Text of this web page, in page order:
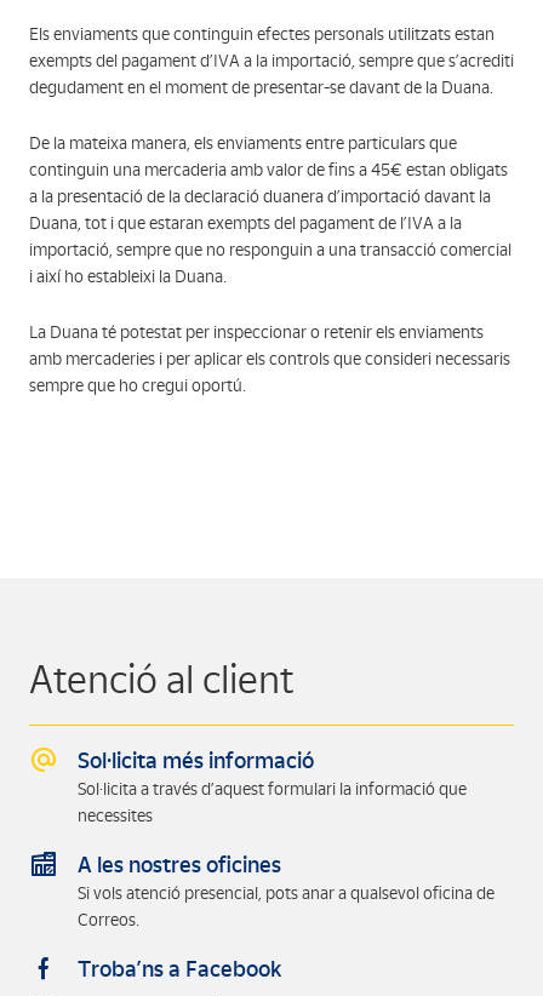
Els enviaments que continguin efectes personals utilitzats estan
exempts del pagament d’IVA a la importació, sempre que s’acrediti
degudament en el moment de presentar-se davant de la Duana.
De la mateixa manera, els enviaments entre particulars que
continguin una mercaderia amb valor de fins a 45€ estan obligats
a la presentació de la declaració duanera d’importació davant la
Duana, tot i que estaran exempts del pagament de l’IVA a la
importació, sempre que no responguin a una transacció comercial
i així ho estableixi la Duana.
La Duana té potestat per inspeccionar o retenir els enviaments
amb mercaderies i per aplicar els controls que consideri necessaris
sempre que ho cregui oportú.
Atenció al client
Sol·licita més informació
Sol·licita a través d’aquest formulari la informació que
necessites
A les nostres oficines
Si vols atenció presencial, pots anar a qualsevol oficina de
Correos.
Troba’ns a Facebook